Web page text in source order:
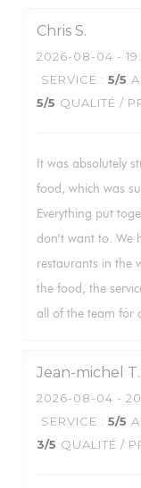
Chris S
2026-08-04 -
SERVICE : 5/5
5/5 QUALITÉ /
It was absolutely
food, which was
Everything put
don’t want to. We
restaurants in the
the food, the
all of the team for
Jean-michel T
2026-08-04 -
SERVICE : 5/5
3/5 QUALITÉ /